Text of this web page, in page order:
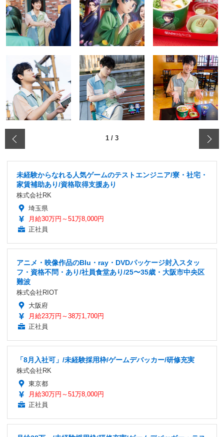
1 / 3
未経験からなれる人気ゲームのテストエンジニア/寮・社宅・
家賃補助あり/資格取得支援あり
株式会社RK
埼玉県
月給30万円～51万8,000円
正社員
アニメ・映像作品のBlu・ray・DVDパッケージ封入スタッ
フ・資格不問・あり/社員食堂あり/25〜35歳・大阪市中央区
難波
株式会社RIOT
大阪府
月給23万円～38万1,700円
正社員
「8月入社可」/未経験採用枠/ゲームデバッカー/研修充実
株式会社RK
東京都
月給30万円～51万8,000円
正社員